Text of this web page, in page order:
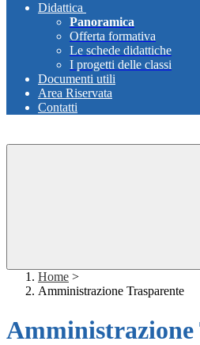
Didattica
Panoramica
Offerta formativa
Le schede didattiche
I progetti delle classi
Documenti utili
Area Riservata
Contatti
Home >
Amministrazione Trasparente
Amministrazione